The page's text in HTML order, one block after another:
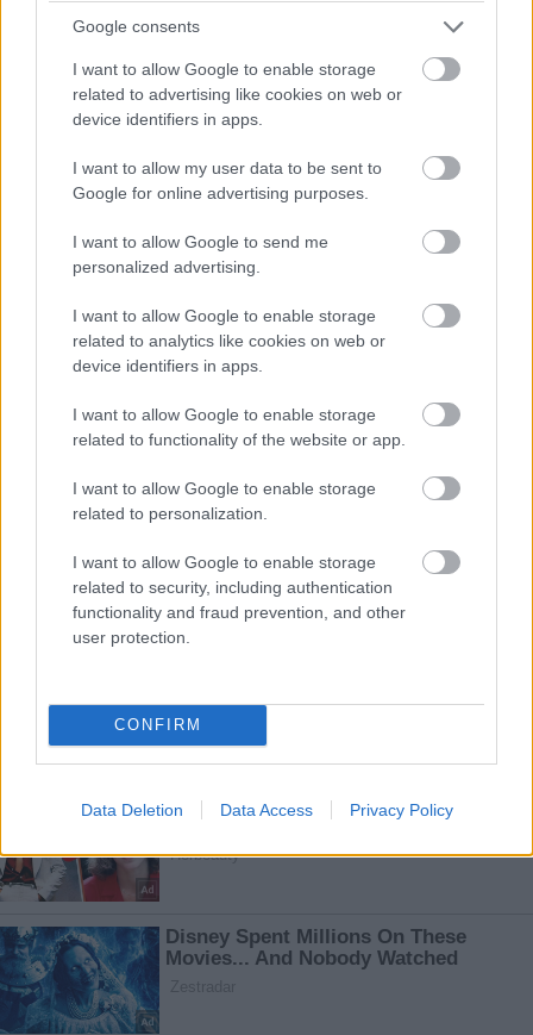
Google consents
I want to allow Google to enable storage
related to advertising like cookies on web or
device identifiers in apps.
I want to allow my user data to be sent to
Google for online advertising purposes.
I want to allow Google to send me
personalized advertising.
I want to allow Google to enable storage
related to analytics like cookies on web or
device identifiers in apps.
I want to allow Google to enable storage
related to functionality of the website or app.
I want to allow Google to enable storage
related to personalization.
I want to allow Google to enable storage
related to security, including authentication
functionality and fraud prevention, and other
user protection.
CONFIRM
Data Deletion Data Access Privacy Policy